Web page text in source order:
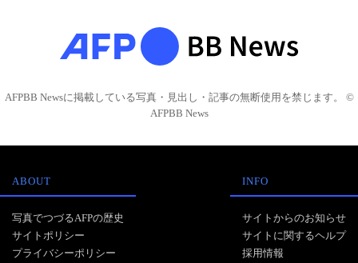
AFPBB Newsに掲載している写真・見出し・記事の無断使用を禁じます。 ©
AFPBB News
ABOUT
写真でつづるAFPの歴史
サイトポリシー
プライバシーポリシー
INFO
サイトからのお知らせ
サイトに関するヘルプ
採用情報